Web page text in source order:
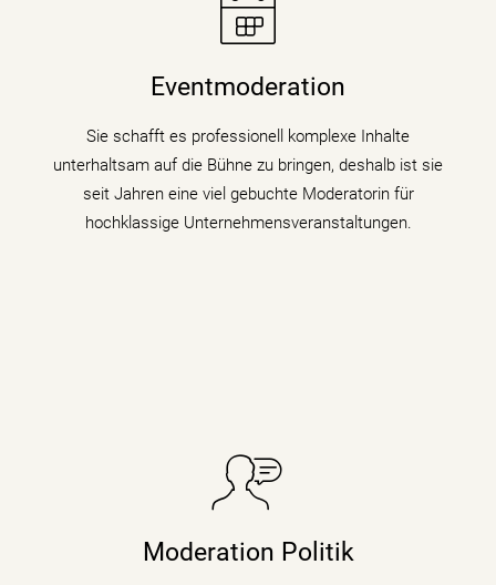
Eventmoderation
Sie schafft es professionell komplexe Inhalte
unterhaltsam auf die Bühne zu bringen, deshalb ist sie
seit Jahren eine viel gebuchte Moderatorin für
hochklassige Unternehmensveranstaltungen.
Moderatorin Christiane Stein verbindet charmant und
unterhaltsam Nachrichtenkompetenz mit den Themen
mehr erfahren
Moderation Politik
Sie taucht in Podiumsdiskussionen, Symposien und
Moderatorin die digitale Transformation indem sie den